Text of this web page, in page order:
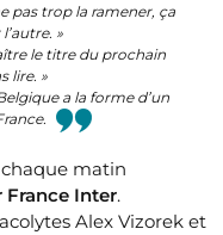
pas trop la ramener, ça
»
le titre du prochain
lire. »
a la forme d’un
matin
France Inter.
Alex Vizorek et